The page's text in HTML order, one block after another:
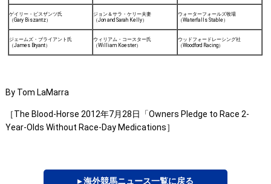
ゲイリー・ビスザンツ氏
（Gary Biszantz）
ジョン＆サラ・ケリー夫妻
（Jon and Sarah Kelly）
ウォーターフォールズ牧場
（Waterfalls Stable）
ジェームズ・ブライアント氏
（James Bryant）
ウィリアム・コースター氏
（William Koester）
ウッドフォードレーシング社
（Woodford Racing）
By Tom LaMarra
［The Blood-Horse 2012年7月28日「Owners Pledge to Race 2-
Year-Olds Without Race-Day Medications］
▸ 海外競馬ニュース一覧に戻る